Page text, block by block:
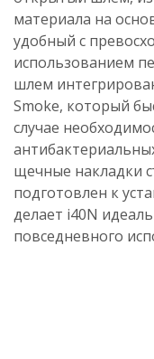
материала на
удобный с
использованием
шлем
Smoke, который
случае
щечные накладки
подготовлен к
делает i40N
повседневного